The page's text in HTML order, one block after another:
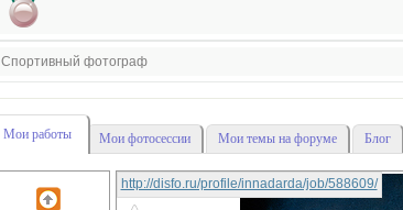
Спортивный фотограф
Мои работы Мои фотосессии Мои темы на форуме Блог
http://disfo.ru/profile/innadarda/job/588609/